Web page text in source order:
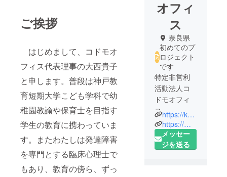
ご挨拶
はじめまして、コドモオ
フィス代表理事の大西貴子
と申します。普段は神戸教
育短期大学こども学科で幼
稚園教諭や保育士を目指す
学生の教育に携わっていま
す。またわたしは発達障害
を専門とする臨床心理士で
もあり、教育の傍ら、ずっ
オフィ
ス
奈良県
初めてのプ
ロジェクト
です
特定非営利
活動法人コ
ドモオフィ
ス
代表理事
大西貴子
https://kodomo-office.com
https://m.facebook.com/kodomoofficeikoma/
メッセー
ジを送る